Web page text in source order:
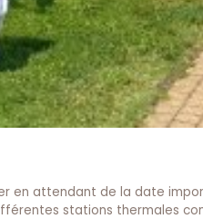
attendant de la date
stations thermales